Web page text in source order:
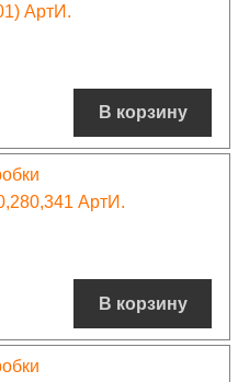
АртИ.
В корзину
АртИ.
В корзину